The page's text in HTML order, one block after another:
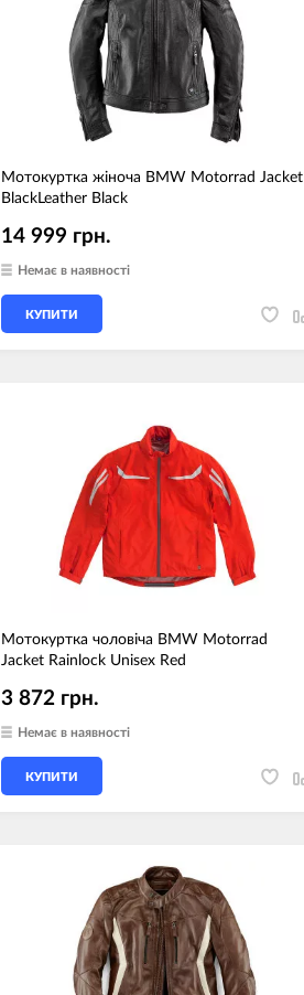
Мотокуртка жіноча BMW Motorrad Jacket
BlackLeather Black
14 999 грн.
Немає в наявності
КУПИТИ
Мотокуртка чоловіча BMW Motorrad
Jacket Rainlock Unisex Red
3 872 грн.
Немає в наявності
КУПИТИ